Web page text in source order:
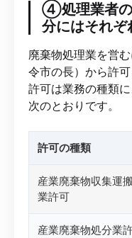
④処理業者の
分にはそれぞ
廃棄物処理業を営
令市の長）から許
許可は業務の種類
次のとおりです。
許可の種類
産業廃棄物収集運搬
業許可
産業廃棄物処分業